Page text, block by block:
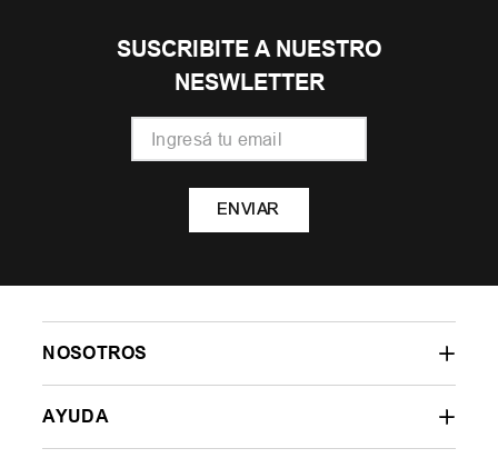
SUSCRIBITE A NUESTRO
NESWLETTER
ENVIAR
NOSOTROS
AYUDA